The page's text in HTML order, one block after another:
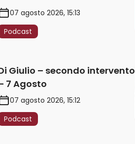
07 agosto 2026, 15:13
Podcast
Giulio – secondo intervento
7 Agosto
07 agosto 2026, 15:12
Podcast